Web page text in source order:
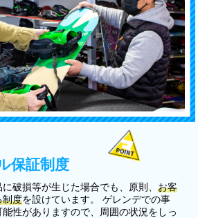
保証制度
破損等が生じた場合でも、原則、お客
制度を設けています。 ゲレンデでの事
性がありますので、周囲の状況をしっ